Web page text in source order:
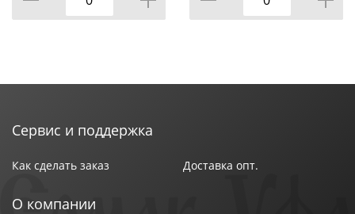
Сервис и поддержка
Как сделать заказ Доставка опт.
О компании